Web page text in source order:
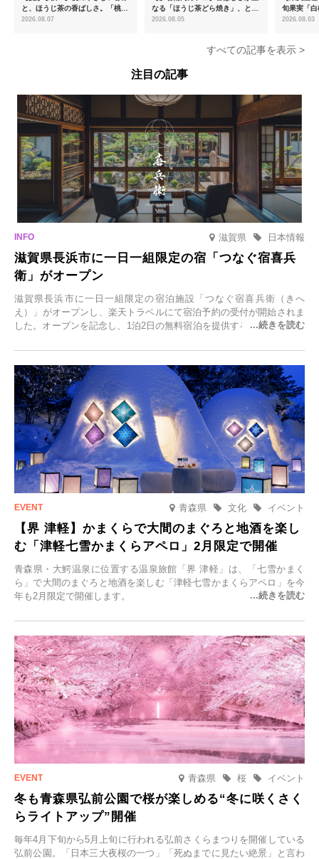
と、ほうじ茶の香ばしさ。「桃と
ほうじ茶のあんみつ」を8月中旬
2026.08.07
なる「ほうじ茶どら焼き」、とろ
ける「宇治抹茶ティラミス」が新
2026.08.05
旬果実「
限定販売
2026.08.03
すべての記事を表示 >
注目の記事
滋賀県 日本情報
滋賀県長浜市に一日一組限定の宿「つなぐ宿喜兵
衛」がオープン
滋賀県長浜市に一日一組限定の宿泊施設「つなぐ宿喜兵衛（きへ
え）」がオープンし、楽天トラベルにて宿泊予約の受付が開始されま
した。オープンを記念し、1泊2日の無料宿泊を提供するキャンペーン
一組限定の宿だからこそ叶う、大切な人との特別な時間を体験いただ
けます。
青森県 イベント
文化
【界 津軽】かまくらで大間のまぐろと地酒を楽し
む「津軽七雪かまくらアペロ」2月限定で開催
青森県・大鰐温泉に位置する温泉旅館「界 津軽」は、「七雪かまく
ら」で大間のまぐろと地酒を楽しむ「津軽七雪かまくらアペロ」を今
年も2月限定で開催します。
青森県 イベント
桜
冬も青森県弘前公園で桜が楽しめる“冬に咲くさく
らライトアップ”開催
毎年4月下旬から5月上旬に行われる弘前さくらまつりを開催している
弘前公園。「日本三大夜桜の一つ」「死ぬまでに見たい絶景」と言わ